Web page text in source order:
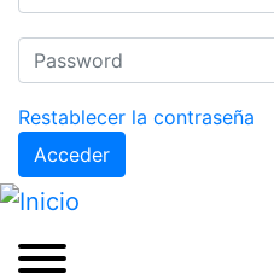
Restablecer la contraseña
Acceder